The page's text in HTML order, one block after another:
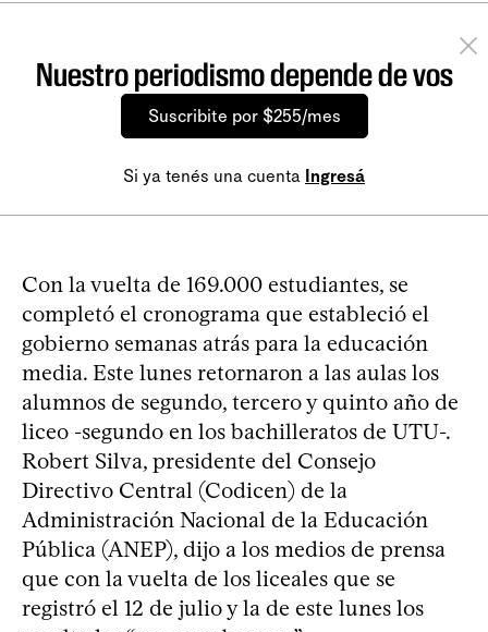
Nuestro periodismo depende de vos
Suscribite por $255/mes
Si ya tenés una cuenta Ingresá
Con la vuelta de 169.000 estudiantes, se
completó el cronograma que estableció el
gobierno semanas atrás para la educación
media. Este lunes retornaron a las aulas los
alumnos de segundo, tercero y quinto año de
liceo -segundo en los bachilleratos de UTU-.
Robert Silva, presidente del Consejo
Directivo Central (Codicen) de la
Administración Nacional de la Educación
Pública (ANEP), dijo a los medios de prensa
que con la vuelta de los liceales que se
registró el 12 de julio y la de este lunes los